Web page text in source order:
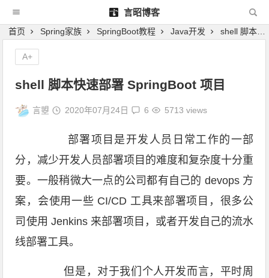
言昭博客
首页 Spring家族 SpringBoot教程 Java开发 shell 脚本快速部署 SpringBoot 项目
shell 脚本快速部署 SpringBoot 项目
言曌 2020年07月24日 6 5713 views
部署项目是开发人员日常工作的一部
分，减少开发人员部署项目的难度和复杂度十分重
要。一般稍微大一点的公司都有自己的 devops 方
案，会使用一些 CI/CD 工具来部署项目，很多公
司使用 Jenkins 来部署项目，或者开发自己的流水
线部署工具。
但是，对于我们个人开发而言，平时周
A+